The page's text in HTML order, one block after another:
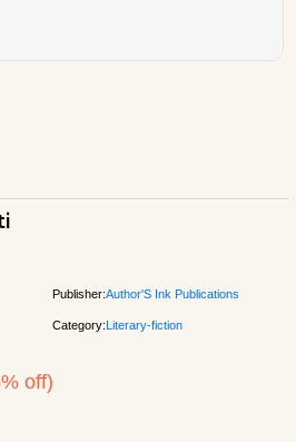
Publisher:Author'S Ink Publications
Category:Literary-fiction
off)